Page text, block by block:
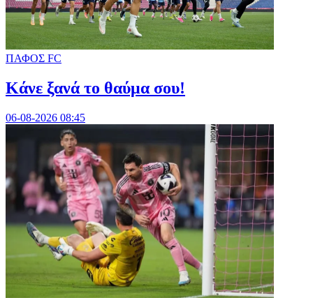
ΠΑΦΟΣ FC
Κάνε ξανά το θαύμα σου!
06-08-2026 08:45